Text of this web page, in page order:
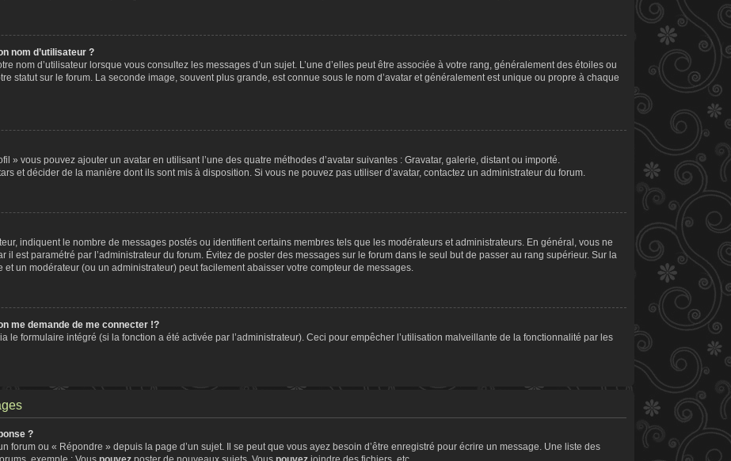
nom d’utilisateur ?
nom d’utilisateur lorsque vous consultez les messages d’un sujet. L’une d’elles peut être associée à votre rang, généralement des étoiles ou
statut sur le forum. La seconde image, souvent plus grande, est connue sous le nom d’avatar et généralement est unique ou propre à chaque
» vous pouvez ajouter un avatar en utilisant l’une des quatre méthodes d’avatar suivantes : Gravatar, galerie, distant ou importé.
et décider de la manière dont ils sont mis à disposition. Si vous ne pouvez pas utiliser d’avatar, contactez un administrateur du forum.
indiquent le nombre de messages postés ou identifient certains membres tels que les modérateurs et administrateurs. En général, vous ne
il est paramétré par l’administrateur du forum. Évitez de poster des messages sur le forum dans le seul but de passer au rang supérieur. Sur la
un modérateur (ou un administrateur) peut facilement abaisser votre compteur de messages.
me demande de me connecter !?
le formulaire intégré (si la fonction a été activée par l’administrateur). Ceci pour empêcher l’utilisation malveillante de la fonctionnalité par les
?
forum ou « Répondre » depuis la page d’un sujet. Il se peut que vous ayez besoin d’être enregistré pour écrire un message. Une liste des